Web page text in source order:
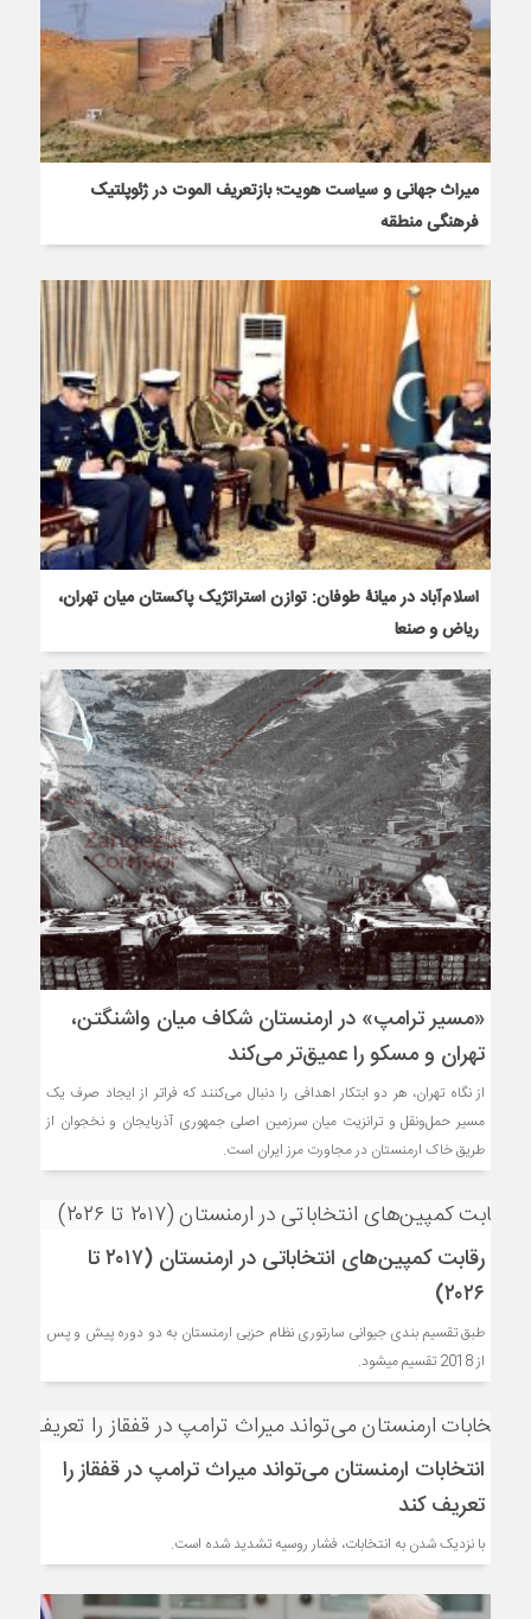
میراث جهانی و سیاست هویت؛ بازتعریف الموت در ژئوپلتیک
فرهنگی منطقه
اسلام‌آباد در میانۀ طوفان: توازن استراتژیک پاکستان میان تهران،
ریاض و صنعا
«مسیر ترامپ» در ارمنستان شکاف میان واشنگتن،
تهران و مسکو را عمیق‌تر می‌کند
از نگاه تهران، هر دو ابتکار اهدافی را دنبال می‌کنند که فراتر از ایجاد صرف یک
مسیر حمل‌ونقل و ترانزیت میان سرزمین اصلی جمهوری آذربایجان و نخجوان از
طریق خاک ارمنستان در مجاورت مرز ایران است.
رقابت کمپین‌های انتخاباتی در ارمنستان (۲۰۱۷ تا
۲۰۲۶)
طبق تقسیم ­بندی جیوانی سارتوری نظام حزبی ارمنستان به دو دوره پیش و پس
از 2018 تقسیم می­شود.
انتخابات ارمنستان می‌تواند میراث ترامپ در قفقاز را
تعریف کند
با نزدیک شدن به انتخابات، فشار روسیه تشدید شده است.